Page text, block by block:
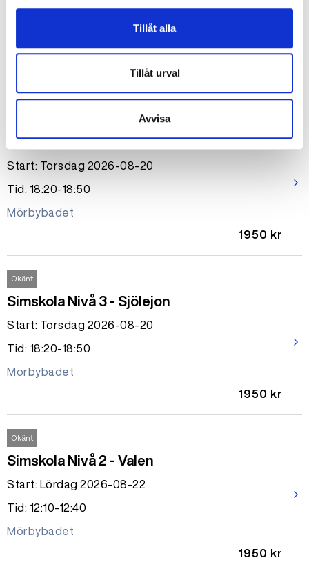
Tillåt alla
Tillåt urval
Avvisa
Start: Onsdag 2026-08-19
Mörbybadet
Simskola Ungdom
Start: Torsdag 2026-08-20
Tid: 18:20-18:50
Mörbybadet
1950 kr
arrow_forward_ios
Okänt
Simskola Nivå 3 - Sjölejon
Start: Torsdag 2026-08-20
Tid: 18:20-18:50
Mörbybadet
1950 kr
arrow_forward_ios
Okänt
Simskola Nivå 2 - Valen
Start: Lördag 2026-08-22
Tid: 12:10-12:40
Mörbybadet
1950 kr
arrow_forward_ios